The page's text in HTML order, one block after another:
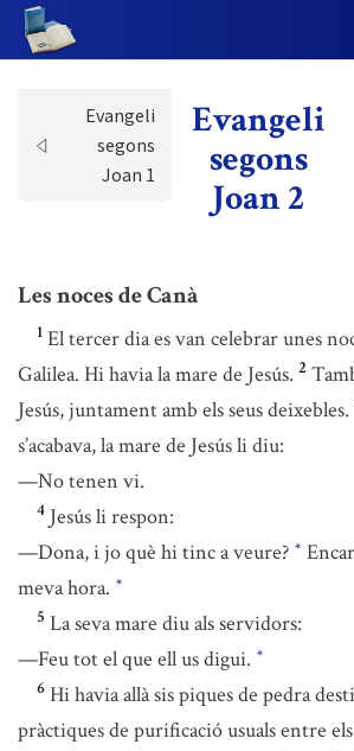
Evangeli
segons
Joan 1
Evangeli
segons
Joan 2
Les noces de Canà
1 El tercer dia es van celebrar unes
Galilea. Hi havia la mare de Jesús. 2
Jesús, juntament amb els seus deixebles.
s’acabava, la mare de Jesús li diu:
—No tenen vi.
4 Jesús li respon:
—Dona, i jo què hi tinc a veure? *
meva hora. *
5 La seva mare diu als servidors:
—Feu tot el que ell us digui. *
6 Hi havia allà sis piques de pedra
pràctiques de purificació usuals entre